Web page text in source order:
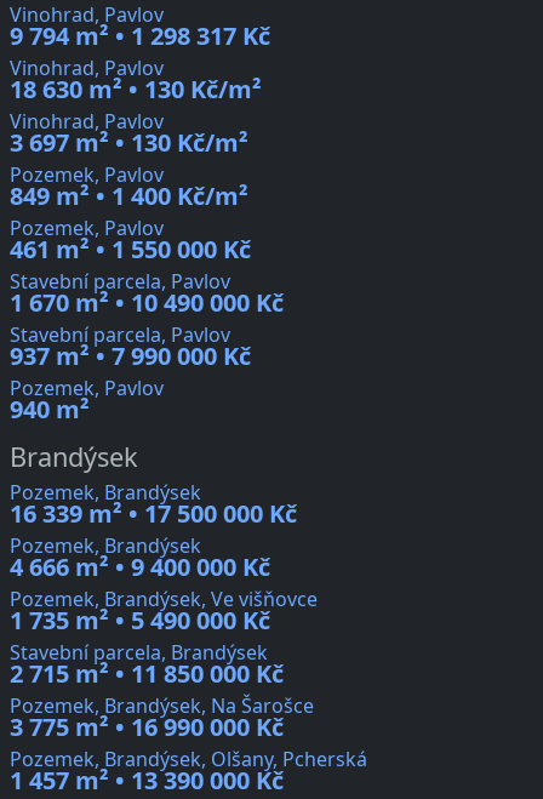
Vinohrad, Pavlov
9 794 m² • 1 298 317 Kč
Vinohrad, Pavlov
18 630 m² • 130 Kč/m²
Vinohrad, Pavlov
3 697 m² • 130 Kč/m²
Pozemek, Pavlov
849 m² • 1 400 Kč/m²
Pozemek, Pavlov
461 m² • 1 550 000 Kč
Stavební parcela, Pavlov
1 670 m² • 10 490 000 Kč
Stavební parcela, Pavlov
937 m² • 7 990 000 Kč
Pozemek, Pavlov
940 m²
Brandýsek
Pozemek, Brandýsek
16 339 m² • 17 500 000 Kč
Pozemek, Brandýsek
4 666 m² • 9 400 000 Kč
Pozemek, Brandýsek, Ve višňovce
1 735 m² • 5 490 000 Kč
Stavební parcela, Brandýsek
2 715 m² • 11 850 000 Kč
Pozemek, Brandýsek, Na Šarošce
3 775 m² • 16 990 000 Kč
Pozemek, Brandýsek, Olšany, Pcherská
1 457 m² • 13 390 000 Kč